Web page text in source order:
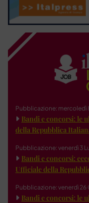
Pubblicazione: mercoledì
Bandi e concorsi: le
della Repubblica
Pubblicazione: venerdì 3
Bandi e concorsi:
Ufficiale della
Pubblicazione: venerdì
Bandi e concorsi: le